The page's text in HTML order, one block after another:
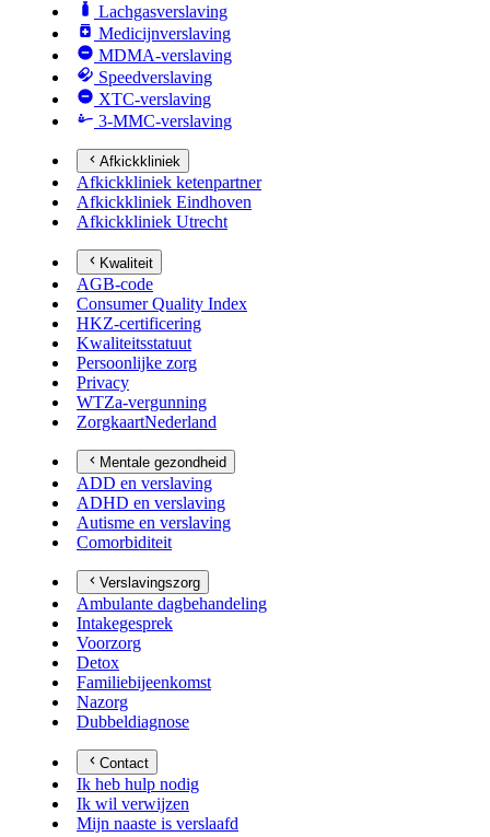
Lachgasverslaving
Medicijnverslaving
MDMA-verslaving
Speedverslaving
XTC-verslaving
3-MMC-verslaving
Afkickkliniek
Afkickkliniek ketenpartner
Afkickkliniek Eindhoven
Afkickkliniek Utrecht
Kwaliteit
AGB-code
Consumer Quality Index
HKZ-certificering
Kwaliteitsstatuut
Persoonlijke zorg
Privacy
WTZa-vergunning
ZorgkaartNederland
Mentale gezondheid
ADD en verslaving
ADHD en verslaving
Autisme en verslaving
Comorbiditeit
Verslavingszorg
Ambulante dagbehandeling
Intakegesprek
Voorzorg
Detox
Familiebijeenkomst
Nazorg
Dubbeldiagnose
Contact
Ik heb hulp nodig
Ik wil verwijzen
Mijn naaste is verslaafd